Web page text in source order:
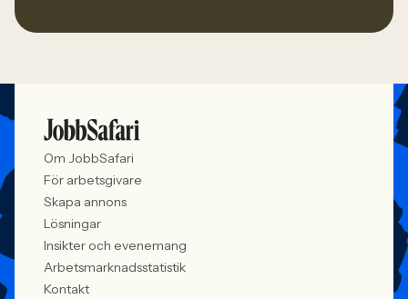
Om JobbSafari
För arbetsgivare
Skapa annons
Lösningar
Insikter och evenemang
Arbetsmarknadsstatistik
Kontakt